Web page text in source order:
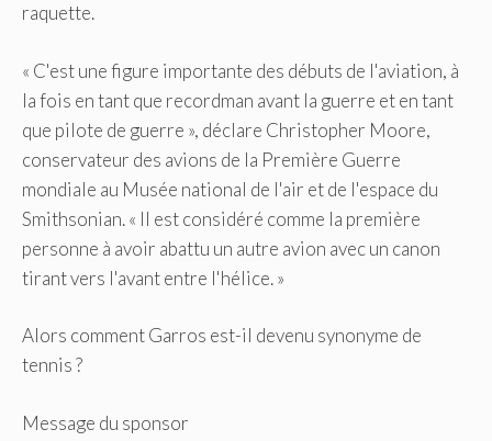
raquette.
« C'est une figure importante des débuts de l'aviation, à
la fois en tant que recordman avant la guerre et en tant
que pilote de guerre », déclare Christopher Moore,
conservateur des avions de la Première Guerre
mondiale au Musée national de l'air et de l'espace du
Smithsonian. « Il est considéré comme la première
personne à avoir abattu un autre avion avec un canon
tirant vers l'avant entre l'hélice. »
Alors comment Garros est-il devenu synonyme de
tennis ?
Message du sponsor